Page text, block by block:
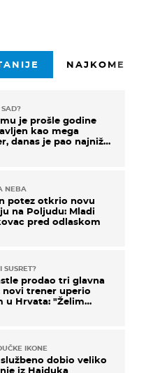
SAD?
je prošle godine
kao mega
danas je pao najniže
NEBA
potez otkrio novu
na Poljudu: Mladi
pred odlaskom
SUSRET?
prodao tri glavna
novi trener uperio
u Hrvata: "Želim
IKONE
službeno dobio veliko
iz Hajduka